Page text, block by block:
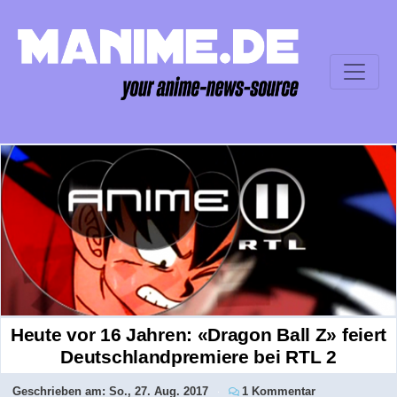
Heute vor 16 Jahren: «Dragon Ball Z» feiert
Deutschlandpremiere bei RTL 2
Geschrieben am: So., 27. Aug. 2017 1 Kommentar